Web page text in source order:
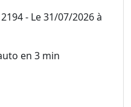
- Le 31/07/2026 à
en 3 min